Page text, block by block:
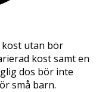
utan bör
kost samt en
dos bör inte
små barn.